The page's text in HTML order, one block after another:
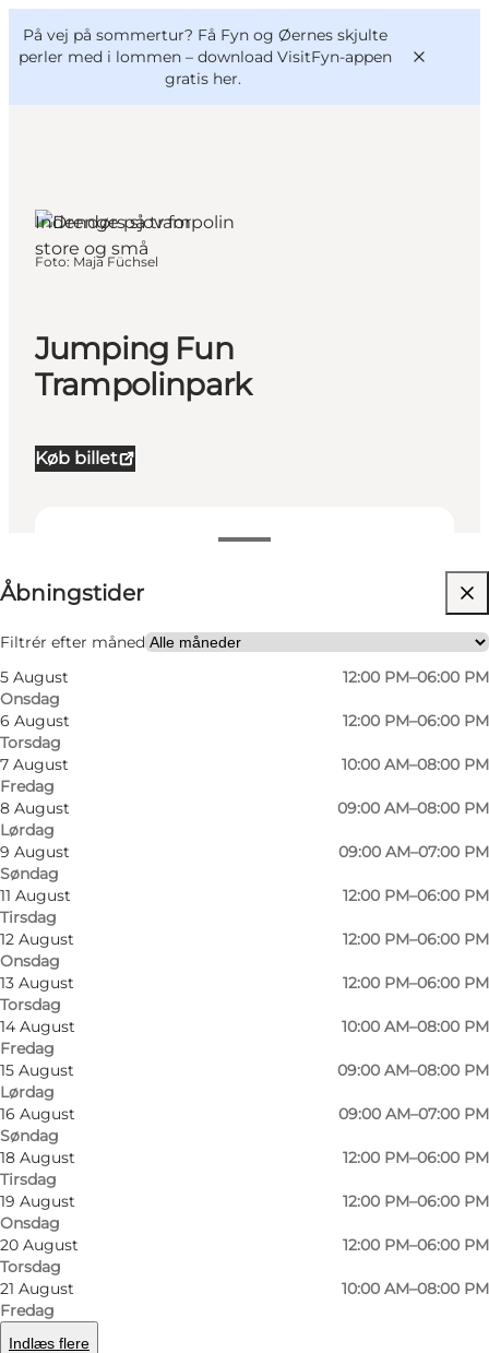
På vej på sommertur? Få Fyn og Øernes skjulte
perler med i lommen – download VisitFyn-appen
gratis her.
Oplevelser
Outdoor
Overnatning
Book lokale oplevelser
VisitFyn
Deutsch
Jumping Fun
Trampolinpark
Køb billet
Åbningstider
Filtrér efter måned
5 August
Onsdag
12:00 PM–06:00 PM
6 August
Torsdag
12:00 PM–06:00 PM
7 August
Fredag
10:00 AM–08:00 PM
8 August
Lørdag
09:00 AM–08:00 PM
9 August
Søndag
09:00 AM–07:00 PM
11 August
Tirsdag
12:00 PM–06:00 PM
12 August
Onsdag
12:00 PM–06:00 PM
13 August
Torsdag
12:00 PM–06:00 PM
14 August
Fredag
10:00 AM–08:00 PM
15 August
Lørdag
09:00 AM–08:00 PM
16 August
Søndag
09:00 AM–07:00 PM
18 August
Tirsdag
12:00 PM–06:00 PM
19 August
Onsdag
12:00 PM–06:00 PM
20 August
Torsdag
12:00 PM–06:00 PM
21 August
Fredag
10:00 AM–08:00 PM
Indlæs flere
Besøg hjemmeside
Indendørs sjov for
store og små
Foto: Maja Füchsel
Foto:
©Jumpingfun Odense
Foto:
JumpingFun er en Trampolinpark på 2000 m2